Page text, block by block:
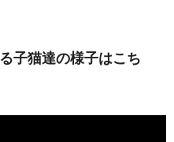
子猫達の様子はこち